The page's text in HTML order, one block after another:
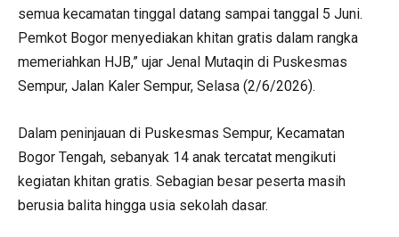
semua kecamatan tinggal datang sampai tanggal 5 Juni.
Pemkot Bogor menyediakan khitan gratis dalam rangka
memeriahkan HJB,” ujar Jenal Mutaqin di Puskesmas
Sempur, Jalan Kaler Sempur, Selasa (2/6/2026).
Dalam peninjauan di Puskesmas Sempur, Kecamatan
Bogor Tengah, sebanyak 14 anak tercatat mengikuti
kegiatan khitan gratis. Sebagian besar peserta masih
berusia balita hingga usia sekolah dasar.